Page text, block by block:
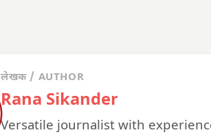
लेखक / AUTHOR
Rana Sikander
Versatile journalist with